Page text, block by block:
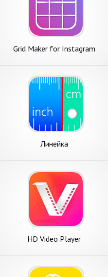
Grid Maker for Instagram
Линейка
HD Video Player